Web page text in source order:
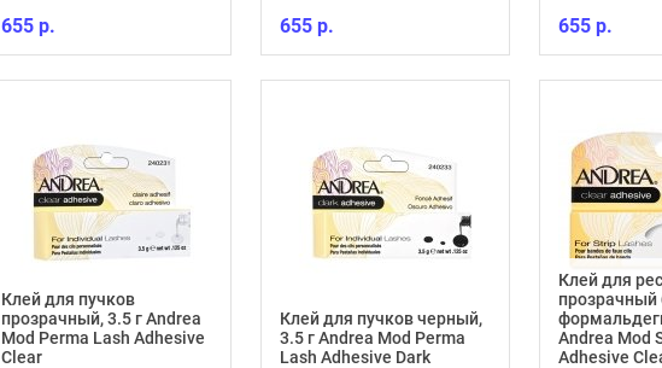
655 р. 655 р. 655 р.
Клей для пучков
прозрачный, 3.5 г Andrea
Mod Perma Lash Adhesive
Clear
Клей для пучков черный,
3.5 г Andrea Mod Perma
Lash Adhesive Dark
Клей для
прозрачный
Andrea Mod
Adhesive